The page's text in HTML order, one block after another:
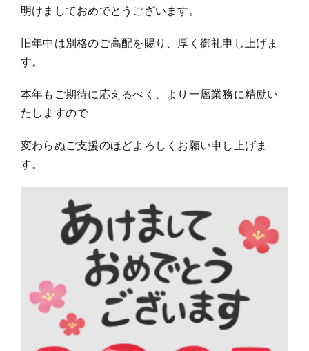
明けましておめでとうございます。
旧年中は別格のご高配を賜り、厚く御礼申し上げま
す。
本年もご期待に応えるべく、より一層業務に精励い
たしますので
変わらぬご支援のほどよろしくお願い申し上げま
す。